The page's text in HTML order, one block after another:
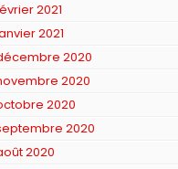
2021
2021
2020
2020
2020
2020
2020